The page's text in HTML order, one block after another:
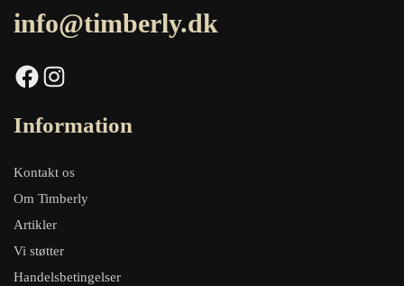
info@timberly.dk
Facebook Instagram
Information
Kontakt os
Om Timberly
Artikler
Vi støtter
Handelsbetingelser